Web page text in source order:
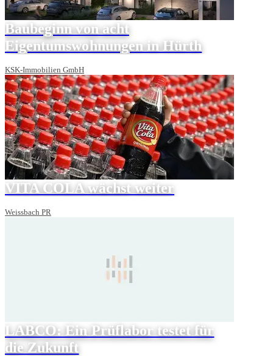
Baubeginn von acht
Eigentumswohnungen in Hürth
KSK-Immobilien GmbH
VITA COLA wächst weiter
Weissbach PR
LABCO: Ein Prüflabor testet für
die Zukunft